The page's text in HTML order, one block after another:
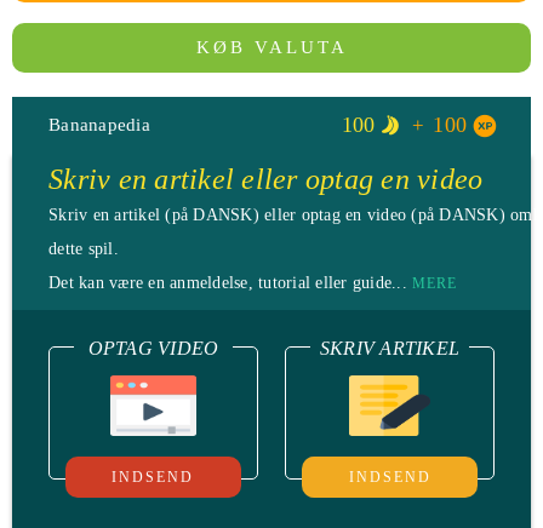
KØB VALUTA
Bananapedia 100 100
Skriv en artikel eller optag en video
Skriv en artikel (på DANSK) eller optag en video (på DANSK)
dette spil.
Det kan være en anmeldelse, tutorial eller guide... MERE
OPTAG VIDEO
INDSEND
SKRIV ARTIKEL
INDSEND